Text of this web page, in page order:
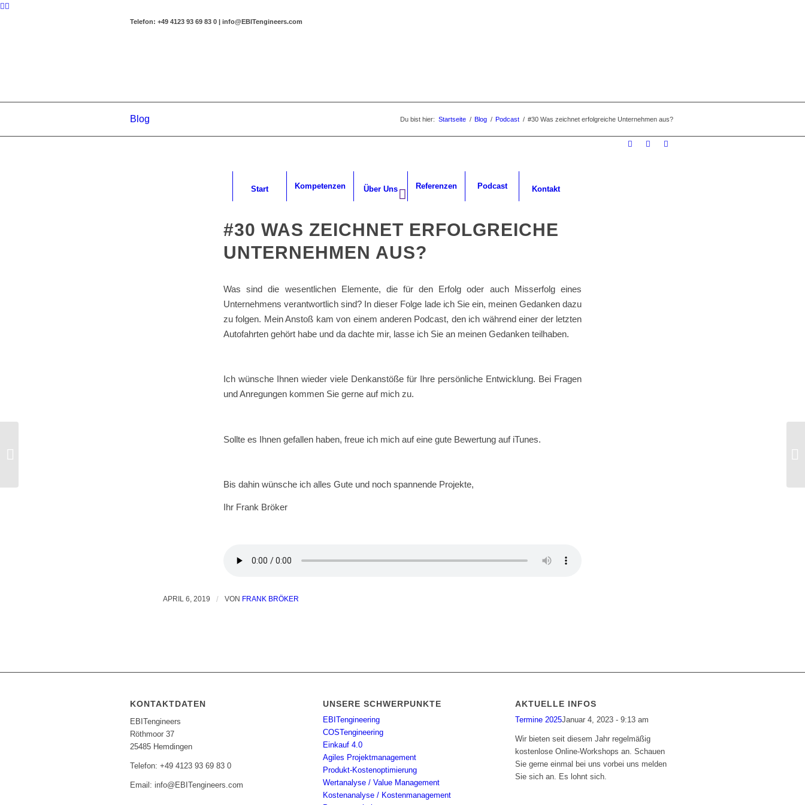
Telefon: +49 4123 93 69 83 0 | info@EBITengineers.com
Start Kompetenzen Über Uns Referenzen Podcast Kontakt
Blog Du bist hier: Startseite / Blog / Podcast / #30 Was zeichnet erfolgreiche Unternehmen aus?
#30 WAS ZEICHNET ERFOLGREICHE
UNTERNEHMEN AUS?
Was sind die wesentlichen Elemente, die für den Erfolg oder auch Misserfolg eines
Unternehmens verantwortlich sind? In dieser Folge lade ich Sie ein, meinen Gedanken dazu
zu folgen. Mein Anstoß kam von einem anderen Podcast, den ich während einer der letzten
Autofahrten gehört habe und da dachte mir, lasse ich Sie an meinen Gedanken teilhaben.
Ich wünsche Ihnen wieder viele Denkanstöße für Ihre persönliche Entwicklung. Bei Fragen
und Anregungen kommen Sie gerne auf mich zu.
Sollte es Ihnen gefallen haben, freue ich mich auf eine gute Bewertung auf iTunes.
Bis dahin wünsche ich alles Gute und noch spannende Projekte,
Ihr Frank Bröker
APRIL 6, 2019 / VON FRANK BRÖKER
KONTAKTDATEN
EBITengineers
Röthmoor 37
25485 Hemdingen
Telefon: +49 4123 93 69 83 0
Email: info@EBITengineers.com
UNSERE SCHWERPUNKTE
EBITengineering
COSTengineering
Einkauf 4.0
Agiles Projektmanagement
Produkt-Kostenoptimierung
Wertanalyse / Value Management
Kostenanalyse / Kostenmanagement
AKTUELLE INFOS
Termine 2025Januar 4, 2023 - 9:13 am
Wir bieten seit diesem Jahr regelmäßig
kostenlose Online-Workshops an. Schauen
Sie gerne einmal bei uns vorbei uns melden
Sie sich an. Es lohnt sich.